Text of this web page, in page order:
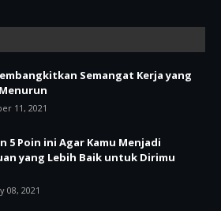
Semangat Kerja yang
11, 2021
5 Poin ini Agar Kamu Menjadi
yang Lebih Baik untuk Dirimu
08, 2021